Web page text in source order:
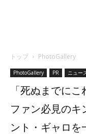
トップ PhotoGallery
PhotoGallery PR ニュー
「死ぬまでに
ファン必見のキ
ント・ギャロを